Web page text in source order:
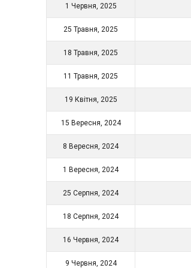
1 Червня, 2025
25 Травня, 2025
18 Травня, 2025
11 Травня, 2025
19 Квітня, 2025
15 Вересня, 2024
8 Вересня, 2024
1 Вересня, 2024
25 Серпня, 2024
18 Серпня, 2024
16 Червня, 2024
9 Червня, 2024